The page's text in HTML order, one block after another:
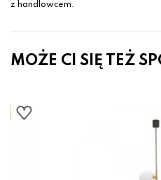
z handlowcem.
MOŻE CI SIĘ TEŻ